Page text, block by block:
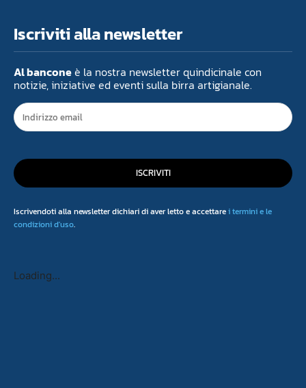
Iscriviti alla newsletter
Al banconeè la nostra newsletter quindicinale con
notizie, iniziative ed eventi sulla birra artigianale.
ISCRIVITI
Iscrivendoti alla newsletter dichiari di aver letto e accettarei termini e le
condizioni d'uso.
Loading...